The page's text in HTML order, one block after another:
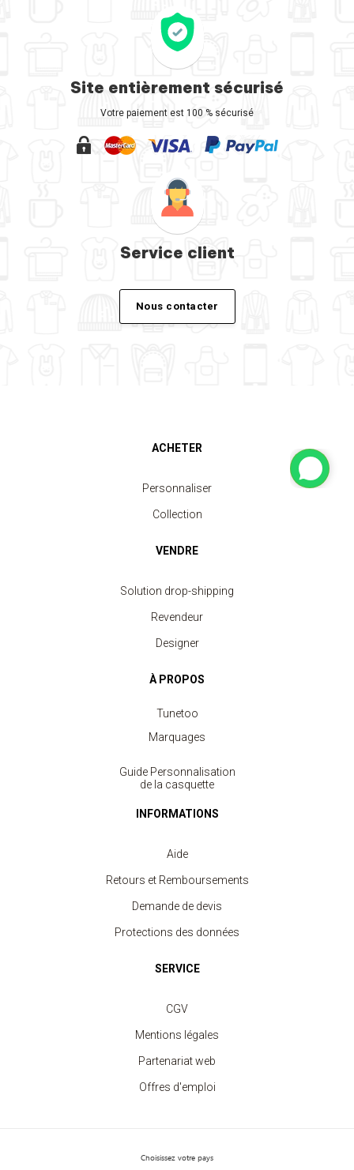
Casquette Trucker 5 panneaux
Site entièrement sécurisé
Votre paiement est 100 % sécurisé
Service client
Nous contacter
ACHETER
Personnaliser
Collection
VENDRE
Solution drop-shipping
Revendeur
Designer
À PROPOS
Tunetoo
Marquages
Guide Personnalisation
de la casquette
INFORMATIONS
Aide
Retours et Remboursements
Demande de devis
Protections des données
SERVICE
CGV
Mentions légales
Partenariat web
Offres d'emploi
Choisissez votre pays